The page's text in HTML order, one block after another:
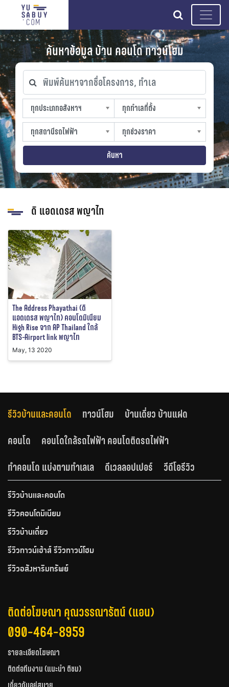
search
ค้นหาข้อมูล บ้าน คอนโด ทาวน์โฮม
พิมพ์ค้นหาจากชื่อโครงการ, ทำเล
ทุกประเภทอสังหาฯ
ทุกประเภทอสังหาฯ
sproperty
ทุกทำเลที่ตั้ง
ทุกทำเลที่ตั้ง
slocation
ทุกสถานีรถไฟฟ้า
ทุกสถานีรถไฟฟ้า
strain-station
ทุกช่วงราคา
ทุกช่วงราคา
sprice
ค้นหา
ดิ แอดเดรส พญาไท
The Address Phayathai (ดิ
แอดเดรส พญาไท) คอนโดมิเนียม
High Rise จาก AP Thailand ใกล้
BTS-Airport link พญาไท
May, 13 2020
รีวิวบ้านและคอนโด ทาวน์โฮม
บ้านเดี่ยว บ้านแฝด
คอนโด
คอนโดใกล้รถไฟฟ้า คอนโดติดรถไฟฟ้า
ทำคอนโด แบ่งตามทำเลเล
ดีเวลลอปเปอร์ วีดีโอรีวิว
รีวิวบ้านและคอนโด
รีวิวคอนโดมิเนียม
รีวิวบ้านเดี่ยว
รีวิวทาวน์เฮ้าส์ รีวิวทาวน์โฮม
รีวิวอสังหาริมทรัพย์
ติดต่อโฆษณา คุณวรรณารัตน์ (แอน)
090-464-8959
รายละเอียดโฆษณา
ติดต่อทีมงาน (แนะนำ ติชม)